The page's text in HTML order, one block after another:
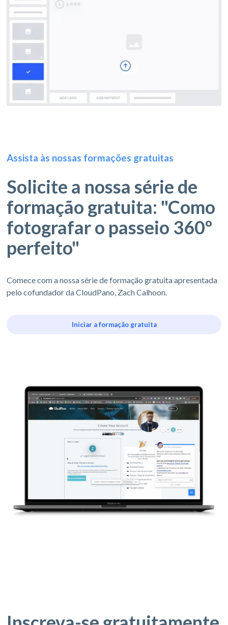
Assista às nossas formações gratuitas
Solicite a nossa série de
formação gratuita: "Como
fotografar o passeio 360º
perfeito"
Comece com a nossa série de formação gratuita apresentada
pelo cofundador da CloudPano, Zach Calhoon.
Iniciar a formação gratuita